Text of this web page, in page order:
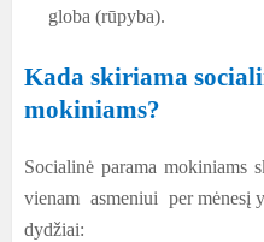
globa (rūpyba).
Kada skiriama
mokiniams?
Socialinė parama mokiniams
vienam asmeniui per mėnesį
dydžiai: